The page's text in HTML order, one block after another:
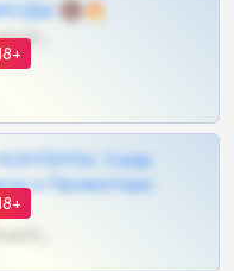
🔞🔥
Слив
и Приватных